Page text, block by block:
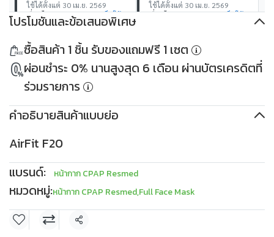
ใช้ได้ตั้งแต่ 30 เม.ย. 2569
เงื่อนไข
เก็บโค้ด
ใช้ได้ตั้งแต่ 30 เม.ย. 2569
เงื่อนไข
เก็บโค้ด
เมื่อซื้อครบ 10,000THB
ใช้ได้ตั้งแต่ 30 เม.ย. 2569
เงื่อนไข
เก็บโค้ด
PKDDD1000
เมื่อซื้อครบ 30,000THB
ใช้ได้ตั้งแต่ 30 เม.ย. 2569
เงื่อนไข
เก็บโค้ด
โปรโมชันและข้อเสนอพิเศษ
ซื้อสินค้า 1 ชิ้น รับของแถมฟรี 1 เซต
ผ่อนชำระ 0% นานสูงสุด 6 เดือน ผ่านบัตรเครดิตที่
ร่วมรายการ
คำอธิบายสินค้าแบบย่อ
AirFit F20
แบรนด์:
หน้ากาก CPAP Resmed
หมวดหมู่:หน้ากาก CPAP Resmed,Full Face Mask
แชร์